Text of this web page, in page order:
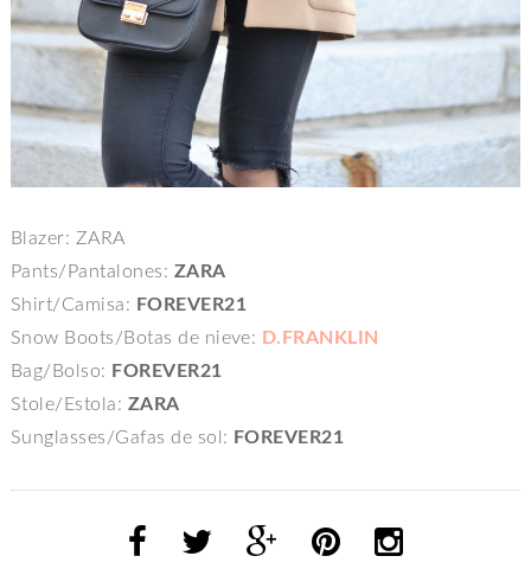
Blazer: ZARA
Pants/Pantalones: ZARA
Shirt/Camisa: FOREVER21
Snow Boots/Botas de nieve: D.FRANKLIN
Bag/Bolso: FOREVER21
Stole/Estola: ZARA
Sunglasses/Gafas de sol: FOREVER21